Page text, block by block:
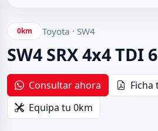
0km Toyota · SW4
SW4 SRX 4x4 TDI
Consultar ahora
Ficha
Equipa tu 0km